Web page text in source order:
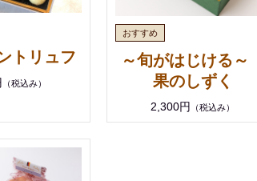
トリュフ
（税込み）
～旬がはじける～
果のしずく
2,300円 （税込み）